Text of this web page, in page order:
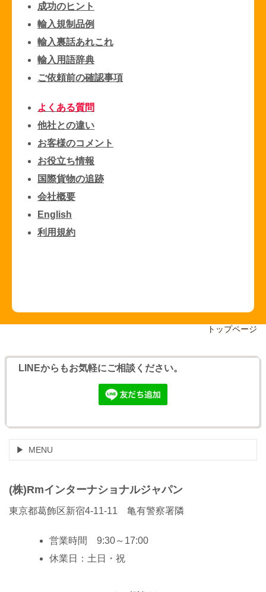
成功のヒント
輸入規制品例
輸入裏話あれこれ
輸入用語辞典
ご依頼前の確認事項
よくある質問
他社との違い
お客様のコメント
お役立ち情報
国際貨物の追跡
会社概要
English
利用規約
トップページ
LINEからもお気軽にご相談ください。
MENU
(株)Rmインターナショナルジャパン
東京都葛飾区新宿4-11-11 亀有警察署隣
営業時間 9:30～17:00
休業日：土日・祝